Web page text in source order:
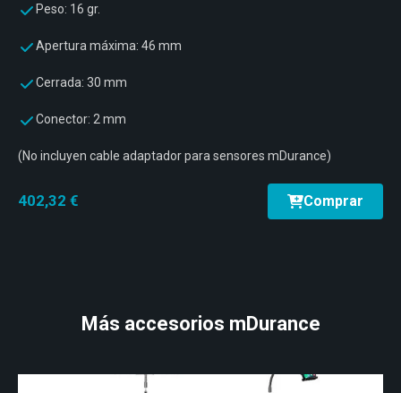
Peso: 16 gr.
Apertura máxima: 46 mm
Cerrada: 30 mm
Conector: 2 mm
(No incluyen cable adaptador para sensores mDurance)
402,32 € Comprar
Más accesorios mDurance